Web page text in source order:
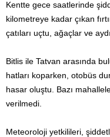
Kentte gece saatlerinde
kilometreye kadar çıkan
çatıları uçtu, ağaçlar ve
Bitlis ile Tatvan arasında
hatları koparken, otobüs
hasar oluştu. Bazı
verilmedi.
Meteoroloji yetkilileri,